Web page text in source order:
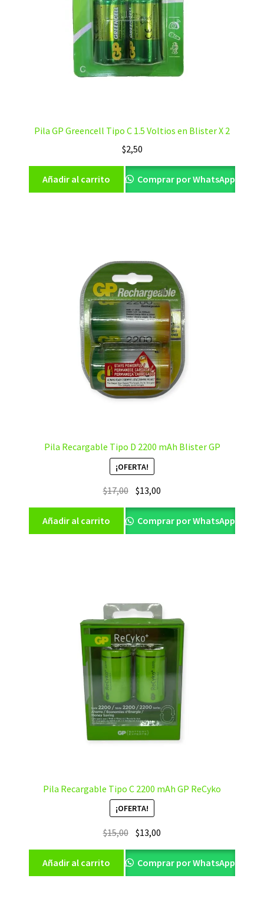
Pila GP Greencell Tipo C 1.5 Voltios en Blister X 2
$2,50
Añadir al carrito Comprar por WhatsApp
Pila Recargable Tipo D 2200 mAh Blister GP
¡OFERTA!
$17,00 El
precio
original
era:
$13,00
precio
actual
es:
Añadir al carrito Comprar por WhatsApp
Pila Recargable Tipo C 2200 mAh GP ReCyko
¡OFERTA!
$15,00 El
original
era:
$13,00
actual
es:
Añadir al carrito Comprar por WhatsApp